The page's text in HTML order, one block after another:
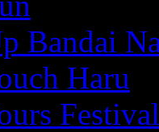
Bandai
Haru
Festival